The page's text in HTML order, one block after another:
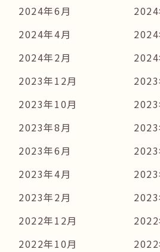
2024年6月
2024年4月
2024年2月
2023年12月
2023年10月
2023年8月
2023年6月
2023年4月
2023年2月
2022年12月
2022年10月